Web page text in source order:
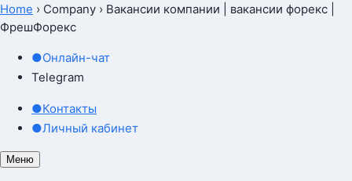
Home › Company › Вакансии компании | вакансии форекс |
ФрешФорекс
●Онлайн-чат
Telegram
●Контакты
●Личный кабинет
Меню